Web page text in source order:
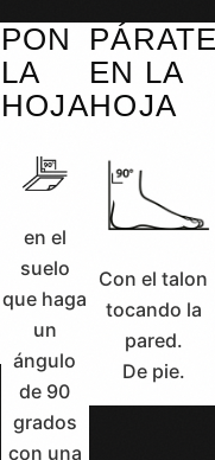
PON
LA
HOJA
en el
suelo
que haga
un
ángulo
de 90
grados
con una
EN LA
HOJA
Con el talon
tocando la
pared.
De pie.